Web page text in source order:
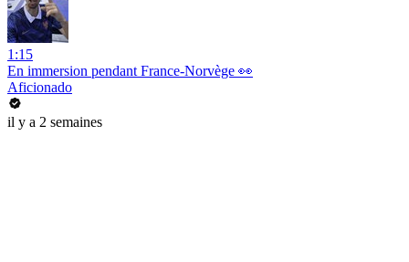
1:15
En immersion pendant France-Norvège 👀
Aficionado
il y a 2 semaines